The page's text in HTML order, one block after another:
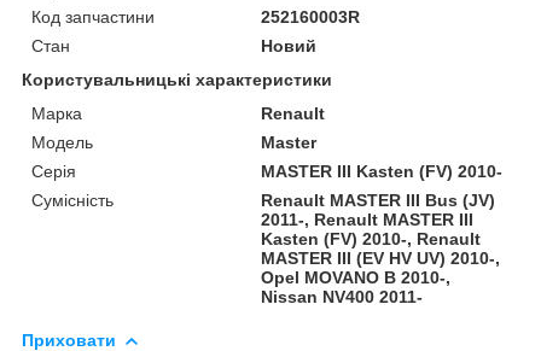
Код запчастини
252160003R
Стан
Новий
Користувальницькі характеристики
Марка
Renault
Модель
Master
Серія
MASTER III Kasten (FV) 2010-
Сумісність
Renault MASTER III Bus (JV)
2011-, Renault MASTER III
Kasten (FV) 2010-, Renault
MASTER III (EV HV UV) 2010-,
Opel MOVANO B 2010-,
Nissan NV400 2011-
Приховати